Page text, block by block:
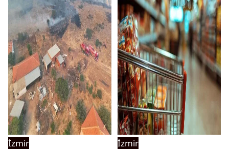
İzmir İzmir